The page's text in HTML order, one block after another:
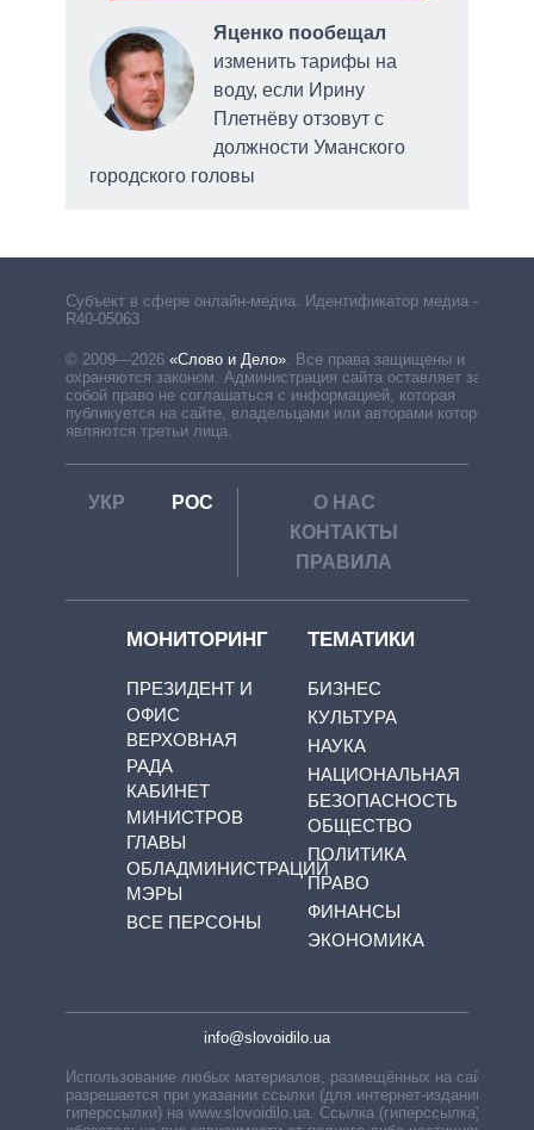
Яценко пообещал
изменить тарифы на
воду, если Ирину
Плетнёву отзовут с
должности Уманского
городского головы
Субъект в сфере онлайн-медиа. Идентификатор медиа –
R40-05063
© 2009—2026 «Слово и Дело». Все права защищены и
охраняются законом. Администрация сайта оставляет за
собой право не соглашаться с информацией, которая
публикуется на сайте, владельцами или авторами которой
являются третьи лица.
УКР РОС
О НАС
КОНТАКТЫ
ПРАВИЛА
МОНИТОРИНГ
ПРЕЗИДЕНТ И
ОФИС
ВЕРХОВНАЯ
РАДА
КАБИНЕТ
МИНИСТРОВ
ГЛАВЫ
ОБЛАДМИНИСТРАЦИЙ
МЭРЫ
ВСЕ ПЕРСОНЫ
ТЕМАТИКИ
БИЗНЕС
КУЛЬТУРА
НАУКА
НАЦИОНАЛЬНАЯ
БЕЗОПАСНОСТЬ
ОБЩЕСТВО
ПОЛИТИКА
ПРАВО
ФИНАНСЫ
ЭКОНОМИКА
info@slovoidilo.ua
Использование любых материалов, размещённых на сайте,
разрешается при указании ссылки (для интернет-изданий —
гиперссылки) на www.slovoidilo.ua. Ссылка (гиперссылка)